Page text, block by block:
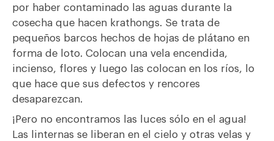
por haber contaminado las aguas durante la
cosecha que hacen krathongs. Se trata de
pequeños barcos hechos de hojas de plátano en
forma de loto. Colocan una vela encendida,
incienso, flores y luego las colocan en los ríos, lo
que hace que sus defectos y rencores
desaparezcan.
¡Pero no encontramos las luces sólo en el agua!
Las linternas se liberan en el cielo y otras velas y